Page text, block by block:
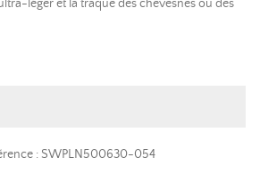
léger et la traque des chevesnes ou des
: SWPLN500630-054